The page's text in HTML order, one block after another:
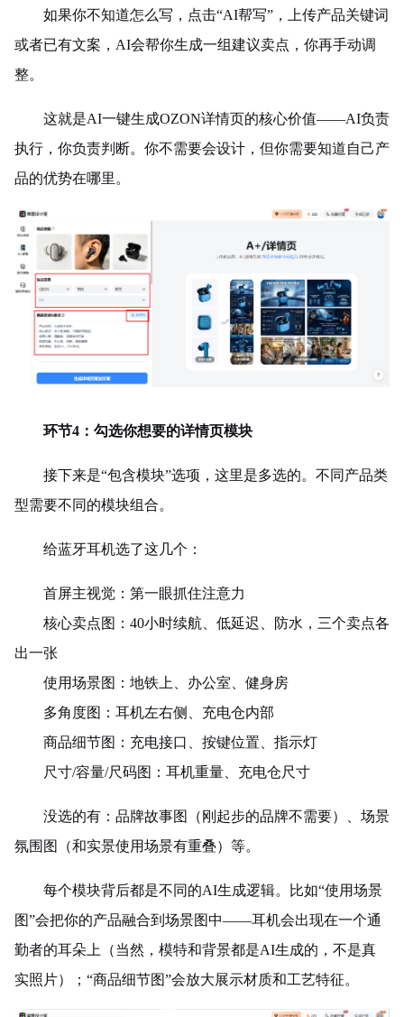
如果你不知道怎么写，点击“AI帮写”，上传产品关键词
或者已有文案，AI会帮你生成一组建议卖点，你再手动调
整。
这就是AI一键生成OZON详情页的核心价值——AI负责
执行，你负责判断。你不需要会设计，但你需要知道自己产
品的优势在哪里。
环节4：勾选你想要的详情页模块
接下来是“包含模块”选项，这里是多选的。不同产品类
型需要不同的模块组合。
给蓝牙耳机选了这几个：
首屏主视觉：第一眼抓住注意力
核心卖点图：40小时续航、低延迟、防水，三个卖点各
出一张
使用场景图：地铁上、办公室、健身房
多角度图：耳机左右侧、充电仓内部
商品细节图：充电接口、按键位置、指示灯
尺寸/容量/尺码图：耳机重量、充电仓尺寸
没选的有：品牌故事图（刚起步的品牌不需要）、场景
氛围图（和实景使用场景有重叠）等。
每个模块背后都是不同的AI生成逻辑。比如“使用场景
图”会把你的产品融合到场景图中——耳机会出现在一个通
勤者的耳朵上（当然，模特和背景都是AI生成的，不是真
实照片）；“商品细节图”会放大展示材质和工艺特征。